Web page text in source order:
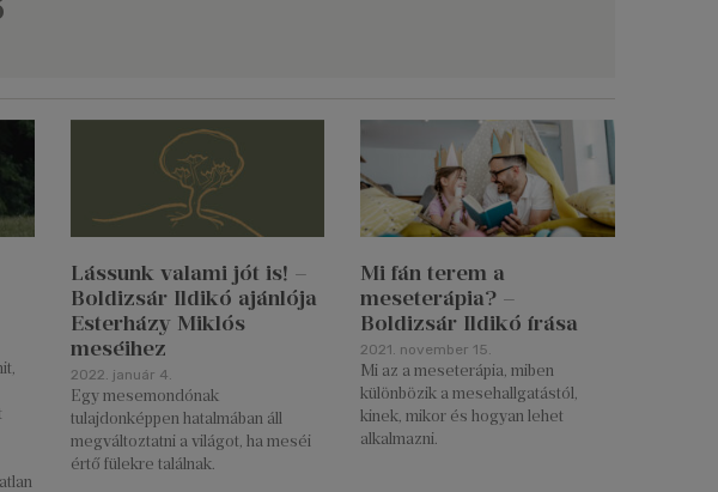
Lássunk valami jót is! –
Boldizsár Ildikó ajánlója
Esterházy Miklós
meséihez
2022. január 4.
Egy mesemondónak
tulajdonképpen hatalmában áll
megváltoztatni a világot, ha meséi
értő fülekre találnak.
Mi fán terem a
meseterápia? –
Boldizsár Ildikó írása
2021. november 15.
Mi az a meseterápia, miben
különbözik a mesehallgatástól,
kinek, mikor és hogyan lehet
alkalmazni.